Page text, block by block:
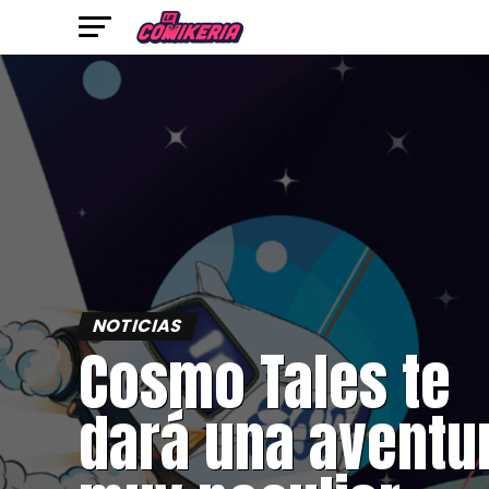
NOTICIAS
Cosmo Tales te
dará una